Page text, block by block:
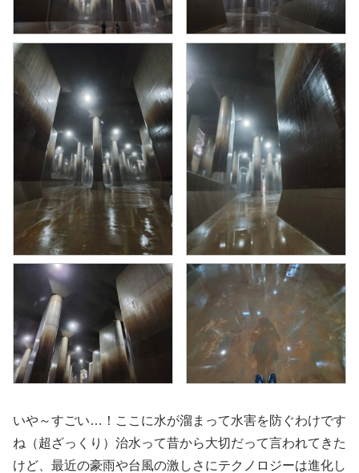
いや～すごい…！ここに水が溜まって水害を防ぐわけです
ね（超ざっくり）治水って昔から大切だって言われてきた
けど、最近の豪雨や台風の激しさにテクノロジーは進化し